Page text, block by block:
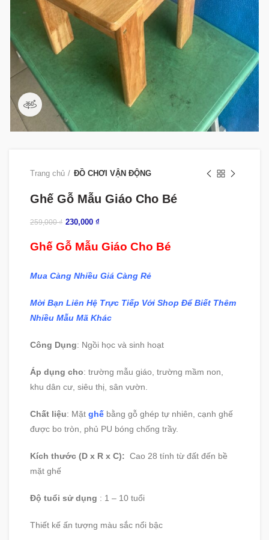
360 product view
Trang chủ ĐỒ CHƠI VẬN ĐỘNG
Ghế Gỗ Mẫu Giáo Cho Bé
259,000₫ 230,000 ₫
Ghế Gỗ Mẫu Giáo Cho Bé
Mua Càng Nhiều Giá Càng Rẻ
Mời Bạn Liên Hệ Trực Tiếp Với Shop Để Biết Thêm
Nhiều Mẫu Mã Khác
Công Dụng: Ngồi học và sinh hoạt
Áp dụng cho: trường mẫu giáo, trường mầm non,
khu dân cư, siêu thị, sân vườn.
Chất liệu: Mặt ghế bằng gỗ ghép tự nhiên, cạnh ghế
được bo tròn, phủ PU bóng chống trầy.
Kích thước (D x R x C): Cao 28 tính từ đất đến bề
mặt ghế
Độ tuổi sử dụng : 1 – 10 tuổi
Thiết kế ấn tượng màu sắc nổi bậc